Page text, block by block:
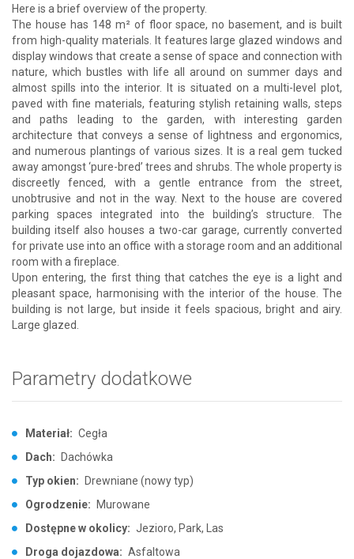
Here is a brief overview of the property.
The house has 148 m² of floor space, no basement, and is built
from high-quality materials. It features large glazed windows and
display windows that create a sense of space and connection with
nature, which bustles with life all around on summer days and
almost spills into the interior. It is situated on a multi-level plot,
paved with fine materials, featuring stylish retaining walls, steps
and paths leading to the garden, with interesting garden
architecture that conveys a sense of lightness and ergonomics,
and numerous plantings of various sizes. It is a real gem tucked
away amongst ‘pure-bred’ trees and shrubs. The whole property is
discreetly fenced, with a gentle entrance from the street,
unobtrusive and not in the way. Next to the house are covered
parking spaces integrated into the building’s structure. The
building itself also houses a two-car garage, currently converted
for private use into an office with a storage room and an additional
room with a fireplace.
Upon entering, the first thing that catches the eye is a light and
pleasant space, harmonising with the interior of the house. The
building is not large, but inside it feels spacious, bright and airy.
Large glazed.
Parametry dodatkowe
Materiał: Cegła
Dach: Dachówka
Typ okien: Drewniane (nowy typ)
Ogrodzenie: Murowane
Dostępne w okolicy: Jezioro, Park, Las
Droga dojazdowa: Asfaltowa